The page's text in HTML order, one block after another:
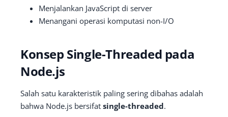
Menjalankan JavaScript di server
Menangani operasi komputasi non-I/O
Konsep Single-Threaded pada
Node.js
Salah satu karakteristik paling sering dibahas adalah
bahwa Node.js bersifat single-threaded.